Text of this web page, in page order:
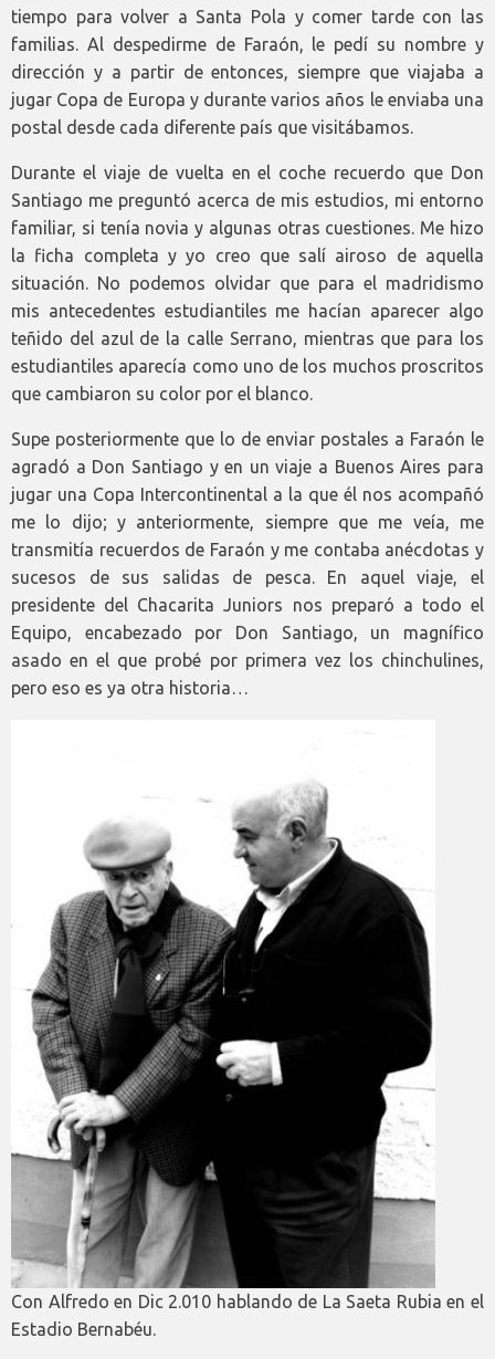
tiempo para volver a Santa Pola y comer tarde con las
familias. Al despedirme de Faraón, le pedí su nombre y
dirección y a partir de entonces, siempre que viajaba a
jugar Copa de Europa y durante varios años le enviaba una
postal desde cada diferente país que visitábamos.
Durante el viaje de vuelta en el coche recuerdo que Don
Santiago me preguntó acerca de mis estudios, mi entorno
familiar, si tenía novia y algunas otras cuestiones. Me hizo
la ficha completa y yo creo que salí airoso de aquella
situación. No podemos olvidar que para el madridismo
mis antecedentes estudiantiles me hacían aparecer algo
teñido del azul de la calle Serrano, mientras que para los
estudiantiles aparecía como uno de los muchos proscritos
que cambiaron su color por el blanco.
Supe posteriormente que lo de enviar postales a Faraón le
agradó a Don Santiago y en un viaje a Buenos Aires para
jugar una Copa Intercontinental a la que él nos acompañó
me lo dijo; y anteriormente, siempre que me veía, me
transmitía recuerdos de Faraón y me contaba anécdotas y
sucesos de sus salidas de pesca. En aquel viaje, el
presidente del Chacarita Juniors nos preparó a todo el
Equipo, encabezado por Don Santiago, un magnífico
asado en el que probé por primera vez los chinchulines,
pero eso es ya otra historia…
Con Alfredo en Dic 2.010 hablando de La Saeta Rubia en el
Estadio Bernabéu.